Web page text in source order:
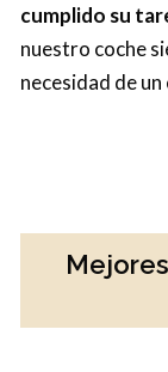
cumplido su
nuestro coche
necesidad de